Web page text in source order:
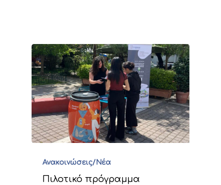
Ανακοινώσεις/Νέα
Πιλοτικό πρόγραμμα